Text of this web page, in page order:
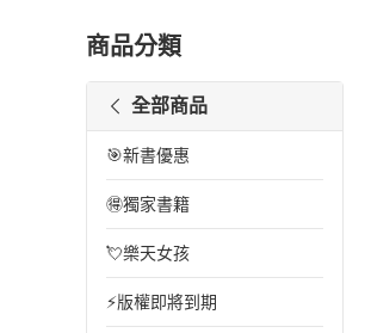
商品分類
全部商品
🎯新書優惠
🉐獨家書籍
💘樂天女孩
⚡版權即將到期